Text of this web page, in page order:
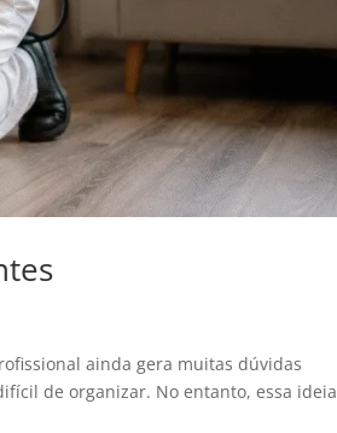
ainda gera muitas dúvidas
de organizar. No entanto, essa ideia